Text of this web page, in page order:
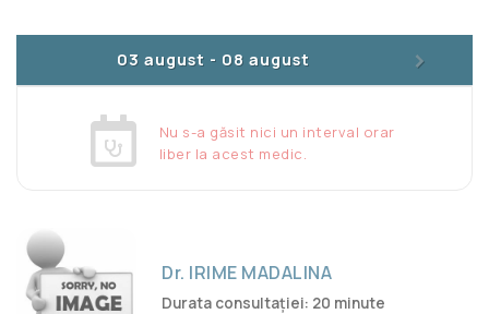
03 august - 08 august >
Nu s-a găsit nici un interval orar
liber la acest medic.
Dr. IRIME MADALINA
Durata consultației: 20 minute